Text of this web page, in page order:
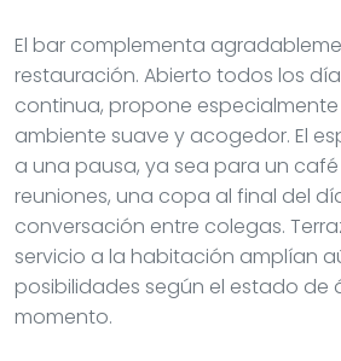
El bar complementa
restauración. Abierto todos los
continua, propone
ambiente suave y acogedor. El
a una pausa, ya sea para un
reuniones, una copa al final del
conversación entre colegas.
servicio a la habitación amplían
posibilidades según el estado de
momento.